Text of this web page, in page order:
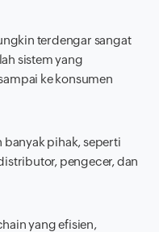
terdengar sangat
sistem yang
ke konsumen
pihak, seperti
pengecer, dan
yang efisien,